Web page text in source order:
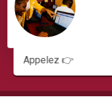
Appelez 👉
Appelez 👉